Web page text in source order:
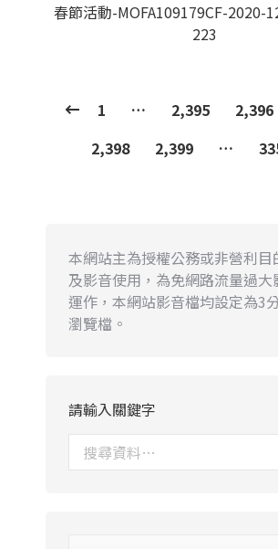
春節活動-MOFA109179CF-2020-
223
1 … 2,395 2,396
2,398
2,399 …
本網站主為授權公務或非營利目
及影音使用，為免網路流量過大
運作，本網站影音檔均設定為3
瀏覽檔。
請輸入關鍵字